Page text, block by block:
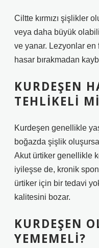
Ciltte kırmızı şişlikler
veya daha büyük
ve yanar. Lezyonlar
hasar bırakmadan
KURDEŞEN
TEHLIKELI
Kurdeşen genellikle
boğazda şişlik
Akut ürtiker genellikle
iyileşse de, kronik
ürtiker için bir tedavi
kalitesini bozar.
KURDEŞEN
YEMEMELI?